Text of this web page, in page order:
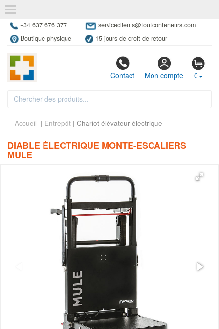
+34 637 676 377
serviceclients@toutconteneurs.com
Boutique physique
15 jours de droit de retour
Contact Mon compte 0
Accueil | Entrepôt | Chariot élévateur électrique
DIABLE ÉLECTRIQUE MONTE-ESCALIERS
MULE